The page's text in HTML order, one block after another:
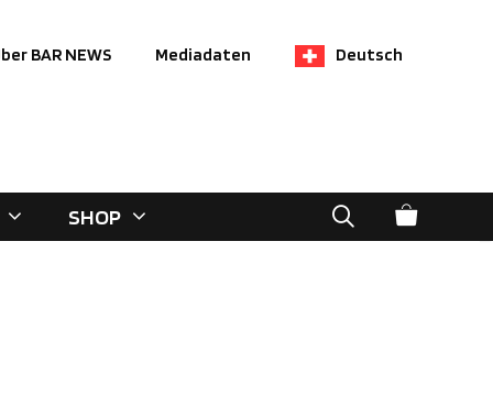
BAR NEWS Mediadaten Deutsch
SHOP